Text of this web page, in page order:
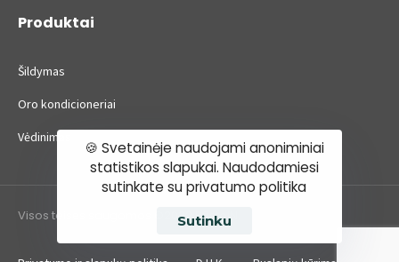
Produktai
Šildymas
Oro kondicioneriai
Vėdinimas
Visos teisės saugomos ©2022 BūstoIN.
🍪 Svetainėje naudojami anoniminiai
statistikos slapukai. Naudodamiesi
sutinkate su privatumo politika
Sutinku